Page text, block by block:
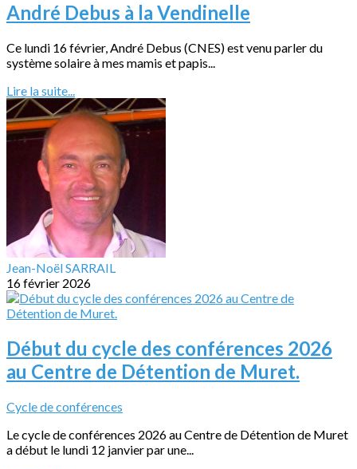
André Debus à la Vendinelle
Ce lundi 16 février, André Debus (CNES) est venu parler du
système solaire à mes mamis et papis...
Lire la suite...
Jean-Noël SARRAIL
16 février 2026
Début du cycle des conférences 2026
au Centre de Détention de Muret.
Cycle de conférences
Le cycle de conférences 2026 au Centre de Détention de Muret
a début le lundi 12 janvier par une...